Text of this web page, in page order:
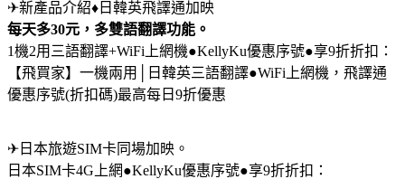
✈新產品介紹♦日韓英飛譯通加映
每天多30元，多雙語翻譯功能。
1機2用三語翻譯+WiFi上網機●KellyKu優惠序號●享9折折扣：
【飛買家】一機兩用│日韓英三語翻譯●WiFi上網機，飛譯通
優惠序號(折扣碼)最高每日9折優惠
✈日本旅遊SIM卡同場加映。
日本SIM卡4G上網●KellyKu優惠序號●享9折折扣：